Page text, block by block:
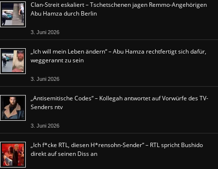
Clan-Streit eskaliert – Tschetschenen jagen Remmo-Angehörigen
Abu Hamza durch Berlin
3. Juni 2026
„Ich will mein Leben ändern“ – Abu Hamza rechtfertigt sich dafür,
weggerannt zu sein
3. Juni 2026
„Antisemitische Codes“ – Kollegah antwortet auf Vorwürfe des TV-
Senders ntv
3. Juni 2026
„Ich f*cke RTL, diesen H*rensohn-Sender“ – RTL spricht Bushido
direkt auf seinen Diss an